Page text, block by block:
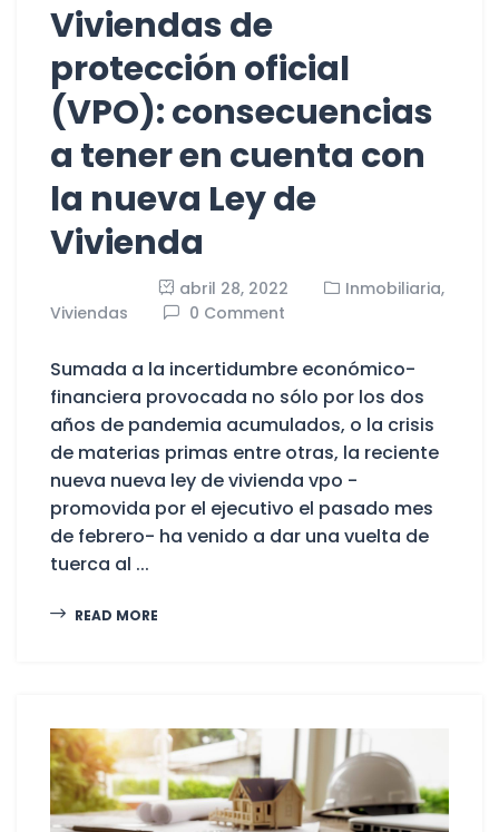
Viviendas de
protección oficial
(VPO): consecuencias
a tener en cuenta con
la nueva Ley de
Vivienda
abril 28, 2022
Inmobiliaria,
Viviendas
0 Comment
Sumada a la incertidumbre económico-
financiera provocada no sólo por los dos
años de pandemia acumulados, o la crisis
de materias primas entre otras, la reciente
nueva nueva ley de vivienda vpo -
promovida por el ejecutivo el pasado mes
de febrero- ha venido a dar una vuelta de
tuerca al ...
READ MORE